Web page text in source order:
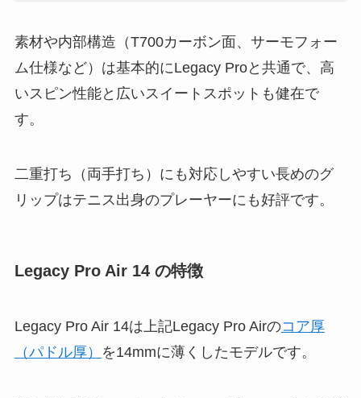
素材や内部構造（T700カーボン面、サーモフォー
ム仕様など）は基本的にLegacy Proと共通で、高
いスピン性能と広いスイートスポットも健在で
す。
二重打ち（両手打ち）にも対応しやすい長めのグ
リップはテニス出身のプレーヤーにも好評です。
Legacy Pro Air 14 の特徴
Legacy Pro Air 14は上記Legacy Pro Airのコア厚
（パドル厚）
を14mmに薄くしたモデルです。